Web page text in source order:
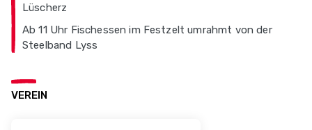
Lüscherz
Ab 11 Uhr Fischessen im Festzelt umrahmt von der
Steelband Lyss
VEREIN